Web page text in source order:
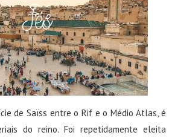
de Saïss entre o Rif e o Médio Atlas, é
do reino. Foi repetidamente eleita